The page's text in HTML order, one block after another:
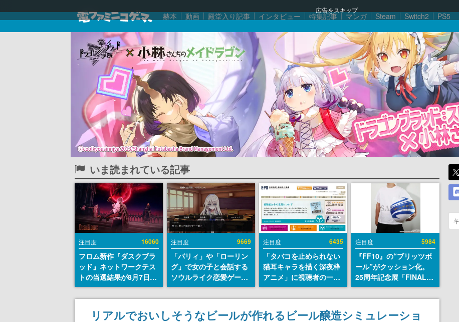
広告をスキップ
赫本 動画 殿堂入り記事 インタビュー 特集記事 マンガ Steam Switch2 PS5
いま読まれている記事
注目度 16060
フロム新作『ダスクブラ
ッド』ネットワークテス
トの当選結果が8月7日22
時に発表。応募サイトの
マイページから確認可
能、テスト実施は8月21
日～24日
注目度 9669
「パリィ」や「ローリン
グ」で女の子と会話する
ソウルライク恋愛ゲーム
『小早川さんはソウルラ
イク』無料公開。返事に
失敗すると「YOU
DIED」
注目度 6435
「タバコを止められない
猫耳キャラを描く深夜枠
アニメ」に視聴者の一部
から批判意見。違法薬物
の使用と思しき描写も含
めて、BPOが議論を交わ
す
注目度 5984
『FF10』の“ブリッツボ
ール”がクッション化。
25周年記念展「FINAL
FANTASY X MUSEUM-
幻光の記憶-」のグッズ情
リアルでおいしそうなビールが作れるビール醸造シミュレーショ